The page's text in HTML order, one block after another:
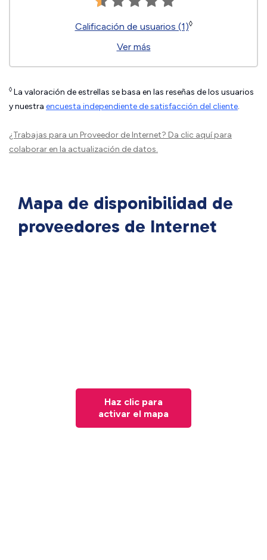
Calificación de usuarios (1)◊
Ver más
◊ La valoración de estrellas se basa en las reseñas de los usuarios
y nuestra encuesta independiente de satisfacción del cliente.
¿Trabajas para un Proveedor de Internet? Da clic aquípara
colaborar en la actualización de datos.
Mapa de disponibilidad de
proveedores de Internet
Haz clic para
activar el mapa